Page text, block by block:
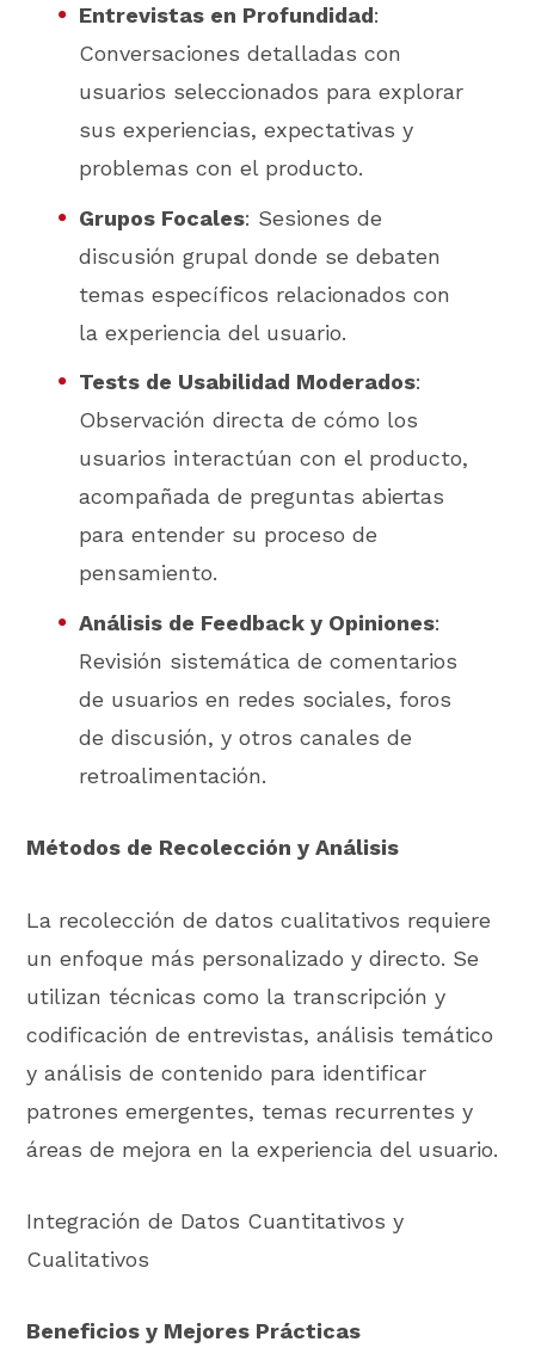
Entrevistas en Profundidad:
Conversaciones detalladas con
usuarios seleccionados para explorar
sus experiencias, expectativas y
problemas con el producto.
Grupos Focales: Sesiones de
discusión grupal donde se debaten
temas específicos relacionados con
la experiencia del usuario.
Tests de Usabilidad Moderados:
Observación directa de cómo los
usuarios interactúan con el producto,
acompañada de preguntas abiertas
para entender su proceso de
pensamiento.
Análisis de Feedback y Opiniones:
Revisión sistemática de comentarios
de usuarios en redes sociales, foros
de discusión, y otros canales de
retroalimentación.
Métodos de Recolección y Análisis
La recolección de datos cualitativos requiere
un enfoque más personalizado y directo. Se
utilizan técnicas como la transcripción y
codificación de entrevistas, análisis temático
y análisis de contenido para identificar
patrones emergentes, temas recurrentes y
áreas de mejora en la experiencia del usuario.
Integración de Datos Cuantitativos y
Cualitativos
Beneficios y Mejores Prácticas